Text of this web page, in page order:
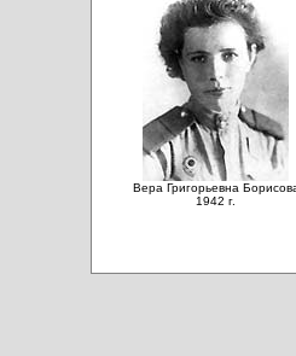
Вера Григорьевна
1942 г.